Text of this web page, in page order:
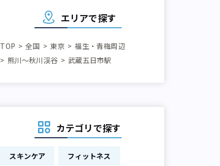
エリアで探す
TOP 全国 東京
福生・青梅周辺
熊川～秋川渓谷
武蔵五日市駅
カテゴリで探す
スキンケア フィットネス